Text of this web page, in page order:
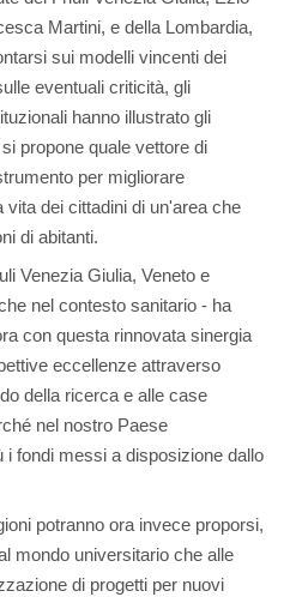
Martini, e della Lombardia,
sui modelli vincenti dei
eventuali criticità, gli
hanno illustrato gli
propone quale vettore di
per migliorare
vita dei cittadini di un'area che
di abitanti.
Venezia Giulia, Veneto e
nel contesto sanitario - ha
con questa rinnovata sinergia
eccellenze attraverso
della ricerca e alle case
nel nostro Paese
fondi messi a disposizione dallo
potranno ora invece proporsi,
mondo universitario che alle
di progetti per nuovi